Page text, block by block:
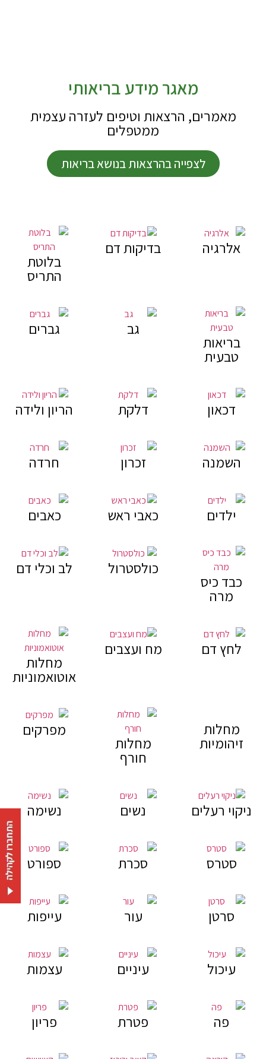
מאגר מידע בריאותי
מאמרים, הרצאות וטיפים לעזרה עצמית
ממטפלים
לצפייה בהרצאות בנושא בריאות
אלרגיה בדיקות דם
בלוטת
התריס
בריאות
טבעית
גב גברים
דכאון דלקת הריון ולידה
השמנה זכרון חרדה
ילדים כאבי ראש כאבים
כבד כיס
מרה
כולסטרול לב וכלי דם
לחץ דם מח ועצבים
מחלות
אוטואמוניות
מחלות
זיהומיות מחלות
חורף
מפרקים
ניקוי רעלים נשים נשימה
סטרס סכרת ספורט
סרטן עור עייפות
עיכול עיניים עצמות
פה פטרת פריון